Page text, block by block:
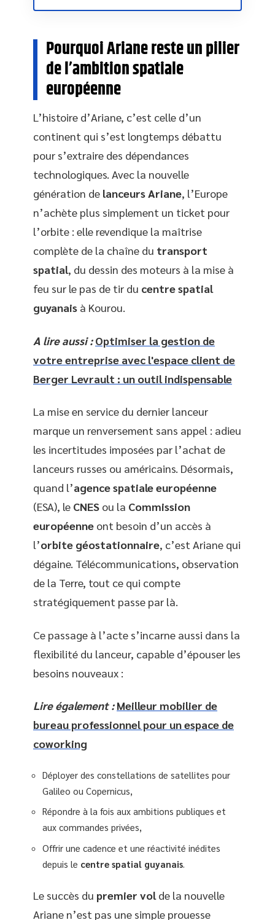
Pourquoi Ariane reste un pilier
de l’ambition spatiale
européenne
L’histoire d’Ariane, c’est celle d’un
continent qui s’est longtemps débattu
pour s’extraire des dépendances
technologiques. Avec la nouvelle
génération de lanceurs Ariane, l’Europe
n’achète plus simplement un ticket pour
l’orbite : elle revendique la maîtrise
complète de la chaîne du transport
spatial, du dessin des moteurs à la mise à
feu sur le pas de tir du centre spatial
guyanais à Kourou.
A lire aussi : Optimiser la gestion de
votre entreprise avec l'espace client de
Berger Levrault : un outil indispensable
La mise en service du dernier lanceur
marque un renversement sans appel : adieu
les incertitudes imposées par l’achat de
lanceurs russes ou américains. Désormais,
quand l’agence spatiale européenne
(ESA), le CNES ou la Commission
européenne ont besoin d’un accès à
l’orbite géostationnaire, c’est Ariane qui
dégaine. Télécommunications, observation
de la Terre, tout ce qui compte
stratégiquement passe par là.
Ce passage à l’acte s’incarne aussi dans la
flexibilité du lanceur, capable d’épouser les
besoins nouveaux :
Lire également : Meilleur mobilier de
bureau professionnel pour un espace de
coworking
Déployer des constellations de satellites pour
Galileo ou Copernicus,
Répondre à la fois aux ambitions publiques et
aux commandes privées,
Offrir une cadence et une réactivité inédites
depuis le centre spatial guyanais
Le succès du premier volde la nouvelle
Ariane n’est pas une simple prouesse